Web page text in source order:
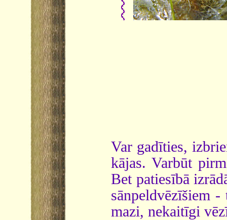
Var gadīties,
kājas. Varbūt
Bet patiesībā
sānpeldvēzīšiem
mazi, nekaitīgi